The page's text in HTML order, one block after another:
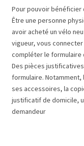
Pour pouvoir bénéficier
Être une personne
avoir acheté un vélo
vigueur, vous
compléter le formulaire
Des pièces
formulaire. Notamment,
ses accessoires, la
justificatif de domicile,
demandeur